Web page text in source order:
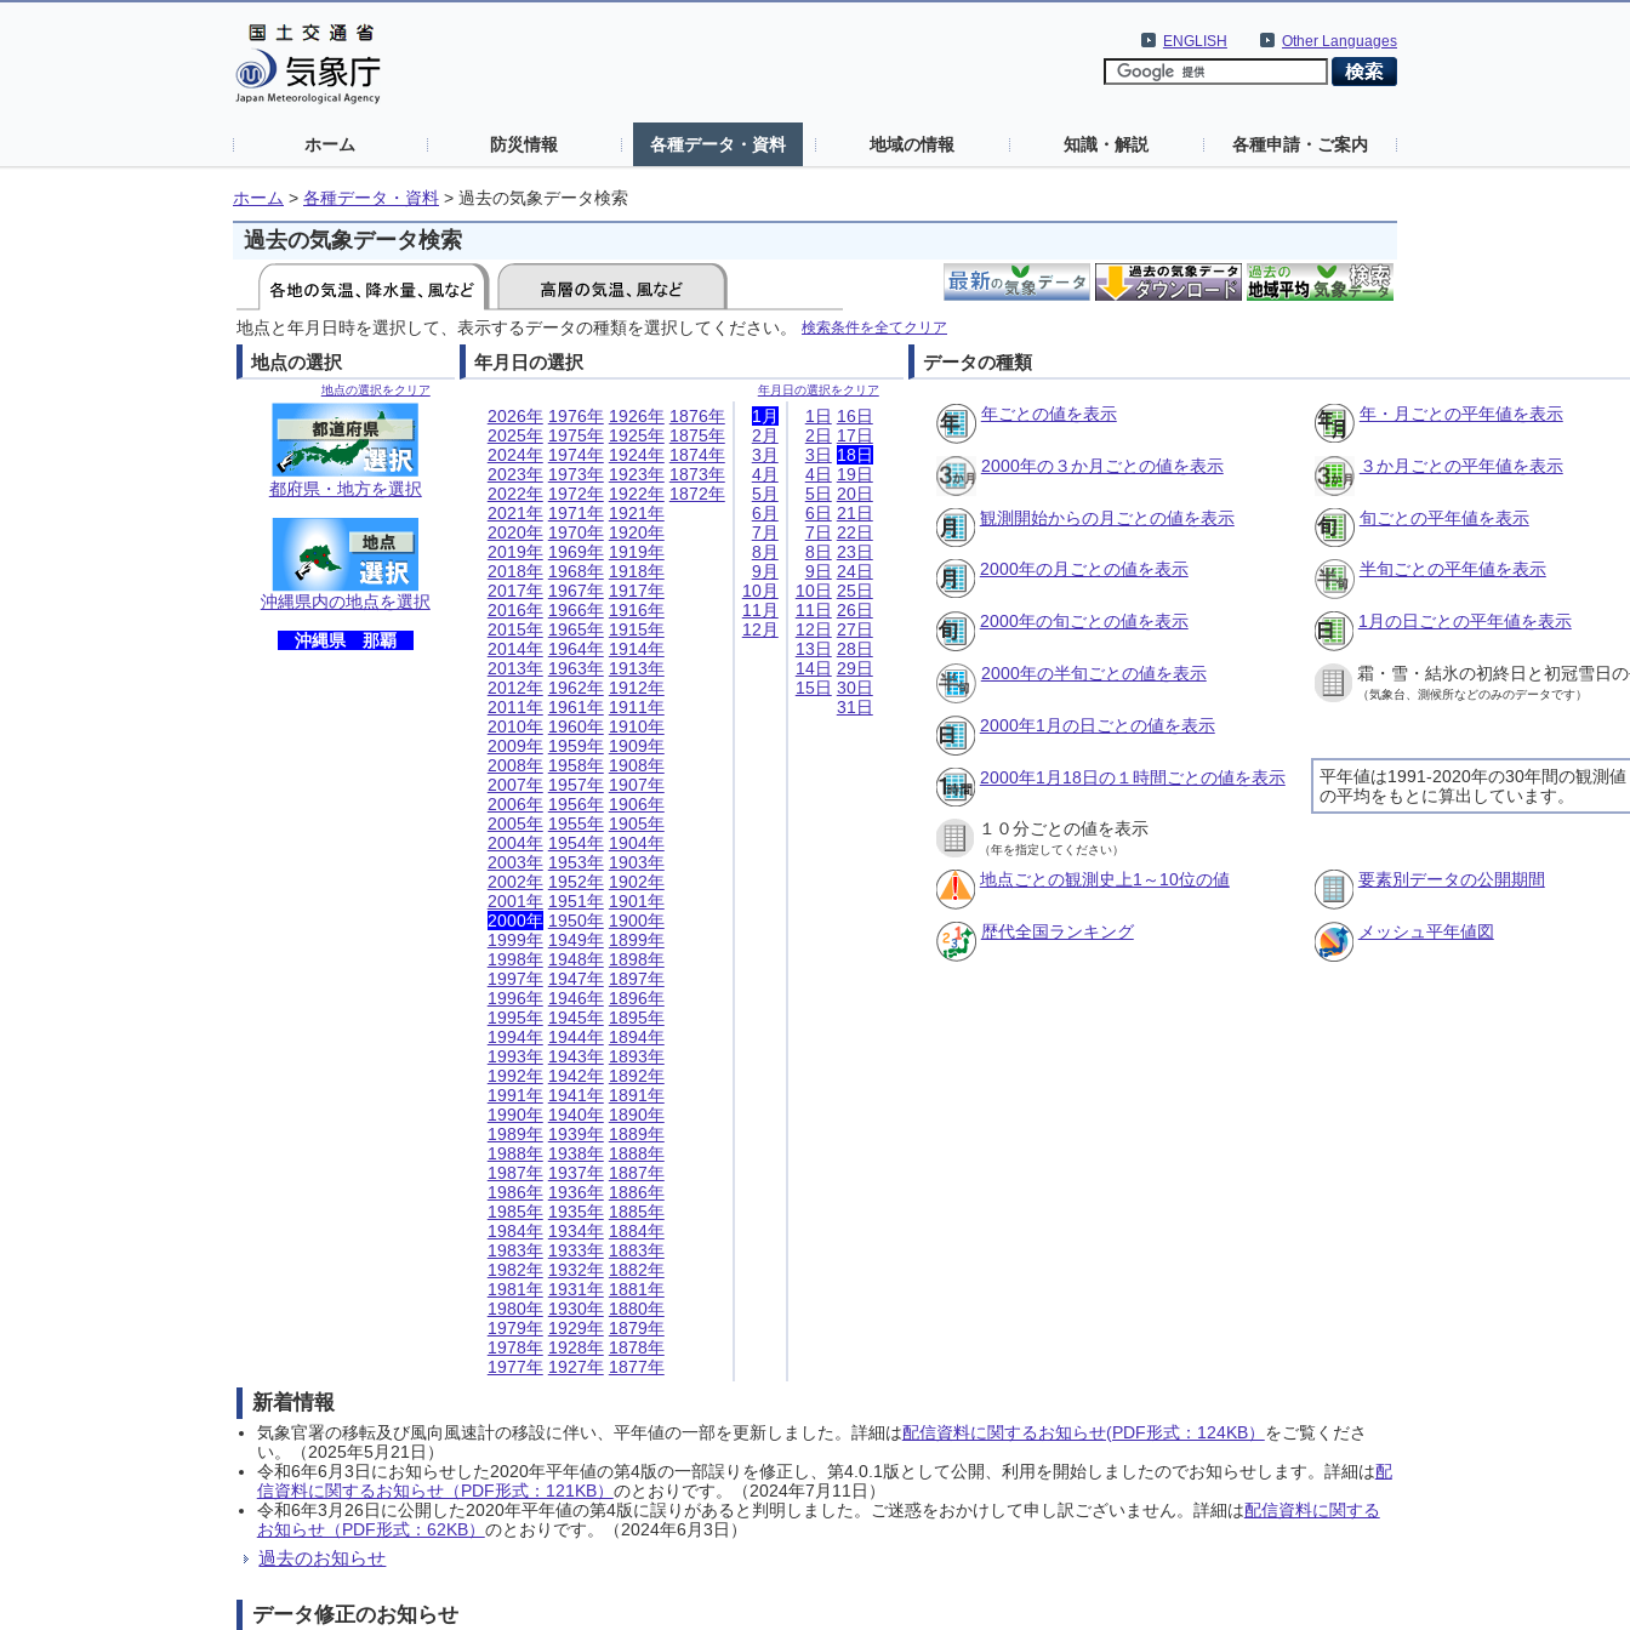
Other Languages
ENGLISH
ホーム 防災情報 各種データ・資料 地域の情報 知識・解説 各種申請・ご案内
ホーム > 各種データ・資料 > 過去の気象データ検索
過去の気象データ検索
地点と年月日時を選択して、表示するデータの種類を選択してください。 検索条件を全てクリア
地点の選択
地点の選択をクリア
都府県・地方を選択
沖縄県内の地点を選択
沖縄県 那覇
年月日の選択
年月日の選択をクリア
2026年
2025年
2024年
2023年
2022年
2021年
2020年
2019年
2018年
2017年
2016年
2015年
2014年
2013年
2012年
2011年
2010年
2009年
2008年
2007年
2006年
2005年
2004年
2003年
2002年
2001年
2000年
1999年
1998年
1997年
1996年
1995年
1994年
1993年
1992年
1991年
1990年
1989年
1988年
1987年
1986年
1985年
1984年
1983年
1982年
1981年
1980年
1979年
1978年
1977年
1976年
1975年
1974年
1973年
1972年
1971年
1970年
1969年
1968年
1967年
1966年
1965年
1964年
1963年
1962年
1961年
1960年
1959年
1958年
1957年
1956年
1955年
1954年
1953年
1952年
1951年
1950年
1949年
1948年
1947年
1946年
1945年
1944年
1943年
1942年
1941年
1940年
1939年
1938年
1937年
1936年
1935年
1934年
1933年
1932年
1931年
1930年
1929年
1928年
1927年
1926年
1925年
1924年
1923年
1922年
1921年
1920年
1919年
1918年
1917年
1916年
1915年
1914年
1913年
1912年
1911年
1910年
1909年
1908年
1907年
1906年
1905年
1904年
1903年
1902年
1901年
1900年
1899年
1898年
1897年
1896年
1895年
1894年
1893年
1892年
1891年
1890年
1889年
1888年
1887年
1886年
1885年
1884年
1883年
1882年
1881年
1880年
1879年
1878年
1877年
1876年
1875年
1874年
1873年
1872年
1月
2月
3月
4月
5月
6月
7月
8月
9月
10月
11月
12月
1日
2日
3日
4日
5日
6日
7日
8日
9日
10日
11日
12日
13日
14日
15日
16日
17日
18日
19日
20日
21日
22日
23日
24日
25日
26日
27日
28日
29日
30日
31日
データの種類
年ごとの値を表示 年・月ごとの平年値を表示
2000年の３か月ごとの値を表示 ３か月ごとの平年値を表示
観測開始からの月ごとの値を表示 旬ごとの平年値を表示
2000年の月ごとの値を表示 半旬ごとの平年値を表示
2000年の旬ごとの値を表示 1月の日ごとの平年値を表示
2000年の半旬ごとの値を表示 霜・雪・結氷の初終日と初冠雪日
（気象台、測候所などのみのデータです）
2000年1月の日ごとの値を表示
平年値は1991-2020年の30年間の観測値
の平均をもとに算出しています。
2000年1月18日の１時間ごとの値を表示
１０分ごとの値を表示
（年を指定してください）
地点ごとの観測史上1～10位の値 要素別データの公開期間
歴代全国ランキング メッシュ平年値図
新着情報
気象官署の移転及び風向風速計の移設に伴い、平年値の一部を更新しました。詳細は配信資料に関するお知らせ(PDF形式：124KB） をご覧くださ
い。（2025年5月21日）
令和6年6月3日にお知らせした2020年平年値の第4版の一部誤りを修正し、第4.0.1版として公開、利用を開始しましたのでお知らせします。詳細は配
信資料に関するお知らせ（PDF形式：121KB） のとおりです。（2024年7月11日）
令和6年3月26日に公開した2020年平年値の第4版に誤りがあると判明しました。ご迷惑をおかけして申し訳ございません。詳細は配信資料に関する
お知らせ（PDF形式：62KB） のとおりです。（2024年6月3日）
過去のお知らせ
データ修正のお知らせ